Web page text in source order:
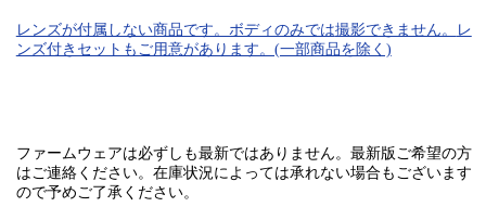
レンズが付属しない商品です。ボディのみでは撮影できません。
レ
ンズ付きセットもご用意があります。(一部商品を除く)
ファームウェアは必ずしも最新ではありません。最新版ご希望の方
はご連絡ください。在庫状況によっては承れない場合もございます
ので予めご了承ください。